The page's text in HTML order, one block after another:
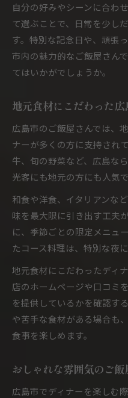
ご飯屋さんで味
広い空間が魅力
家族連れに人気
おしゃれな夜ご飯が叶
インテリアが素敵
女子会やデート
ご飯屋さん選び
SNSで話題のご
コスパ重視で選ぶ広島
ご飯屋さんで叶う
安くて美味しい
コスパ重視で選
ご飯屋さんの夜
賢く選ぶ夜ご飯
自分の好みやシーンに合わ
て選ぶことで、日常を少し
す。特別な記念日や、頑張
市内の魅力的なご飯屋さん
てはいかがでしょうか。
地元食材にこだわった
広島市のご飯屋さんでは、
ナーが多くの方に支持され
牛、旬の野菜など、広島な
光客にも地元の方にも人気で
和食や洋食、イタリアンな
味を最大限に引き出す工夫
に、季節ごとの限定メニュ
たコース料理は、特別な夜
地元食材にこだわったディ
店のホームページや口コミ
を提供しているかを確認す
や苦手な食材がある場合も
食事を楽しめます。
おしゃれな雰囲気のご
広島市でディナーを楽しむ